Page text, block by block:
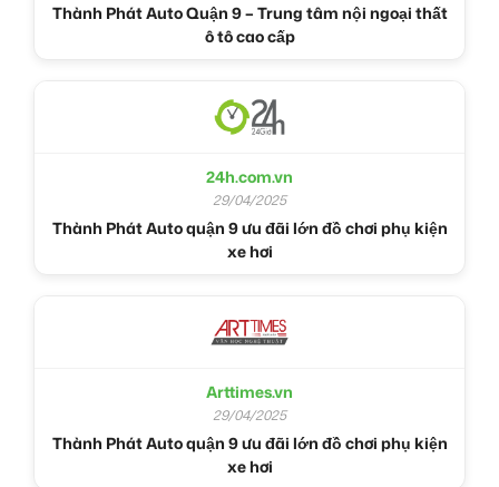
Thành Phát Auto Quận 9 – Trung tâm nội ngoại thất
ô tô cao cấp
24h.com.vn
29/04/2025
Thành Phát Auto quận 9 ưu đãi lớn đồ chơi phụ kiện
xe hơi
Arttimes.vn
29/04/2025
Thành Phát Auto quận 9 ưu đãi lớn đồ chơi phụ kiện
xe hơi